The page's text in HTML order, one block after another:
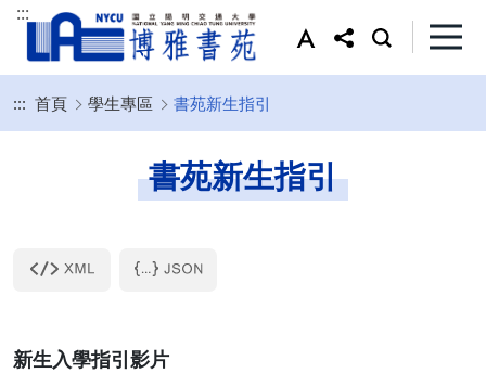
:::
::: 首頁 學生專區 書苑新生指引
書苑新生指引
新生入學指引影片